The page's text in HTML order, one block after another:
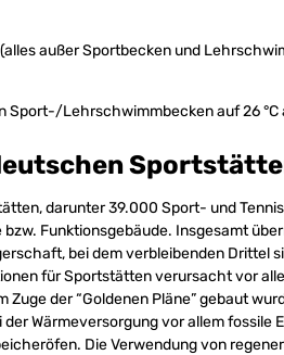
außer Sportbecken und
Sport-/Lehrschwimmbecken auf 26 °C
darunter 39.000 Sport- und
Funktionsgebäude. Insgesamt
bei dem verbleibenden Drittel
für Sportstätten verursacht vor
der “Goldenen Pläne” gebaut
Wärmeversorgung vor allem fossile
Die Verwendung von